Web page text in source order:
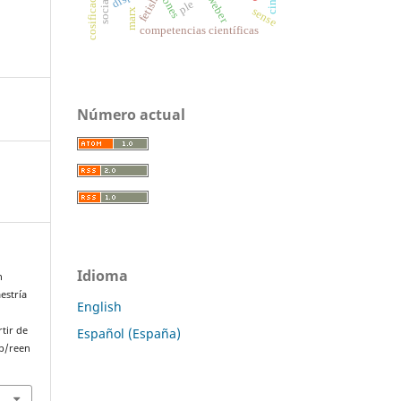
de
reen
weber
fetish
marx
competencias científicas
ple sense
Número actual
Idioma
English
Español (España)